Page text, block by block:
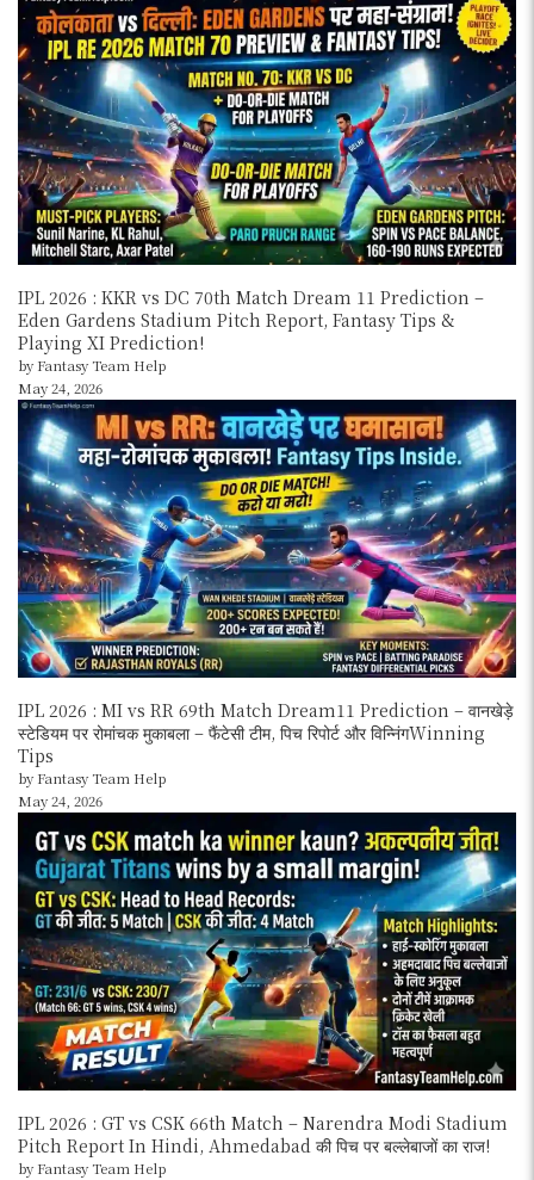
IPL 2026 : KKR vs DC 70th Match Dream 11 Prediction –
Eden Gardens Stadium Pitch Report, Fantasy Tips &
Playing XI Prediction!
by Fantasy Team Help
May 24, 2026
IPL 2026 : MI vs RR 69th Match Dream11 Prediction – वानखेड़े
स्टेडियम पर रोमांचक मुकाबला – फैंटेसी टीम, पिच रिपोर्ट और विन्निंगWinning
Tips
by Fantasy Team Help
May 24, 2026
IPL 2026 : GT vs CSK 66th Match – Narendra Modi Stadium
Pitch Report In Hindi, Ahmedabad की पिच पर बल्लेबाजों का राज!
by Fantasy Team Help